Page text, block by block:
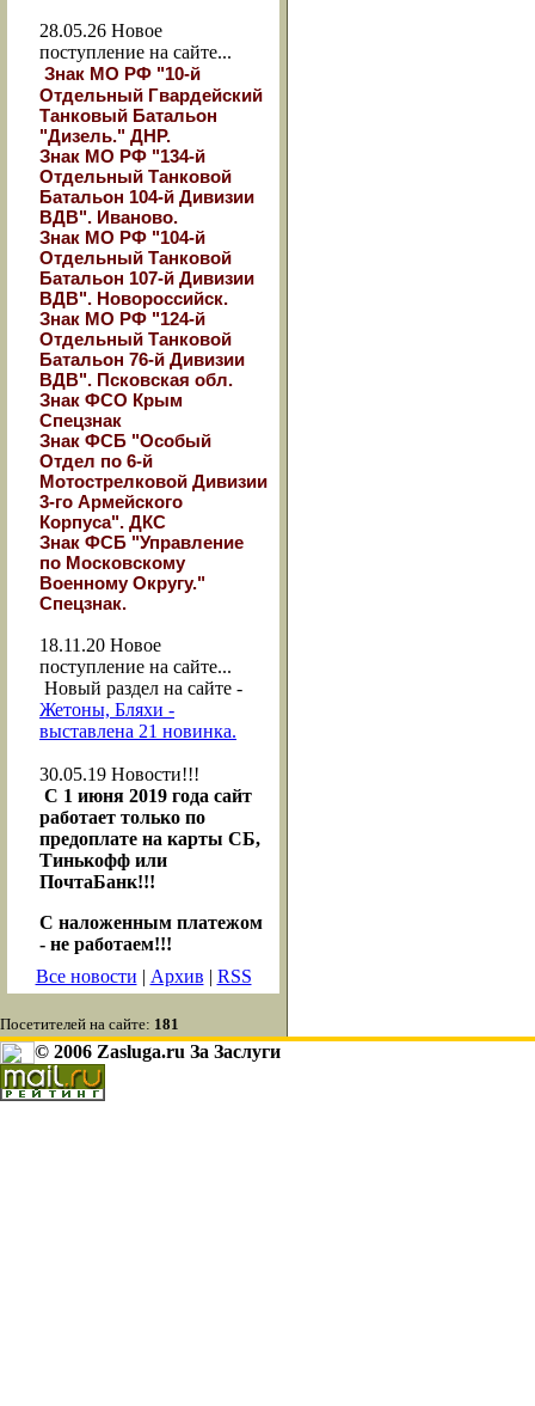
28.05.26 Новое
поступление на сайте...
Знак МО РФ "10-й
Отдельный Гвардейский
Танковый Батальон
"Дизель." ДНР.
Знак МО РФ "134-й
Отдельный Танковой
Батальон 104-й Дивизии
ВДВ". Иваново.
Знак МО РФ "104-й
Отдельный Танковой
Батальон 107-й Дивизии
ВДВ". Новороссийск.
Знак МО РФ "124-й
Отдельный Танковой
Батальон 76-й Дивизии
ВДВ". Псковская обл.
Знак ФСО Крым
Спецзнак
Знак ФСБ "Особый
Отдел по 6-й
Мотострелковой Дивизии
3-го Армейского
Корпуса". ДКС
Знак ФСБ "Управление
по Московскому
Военному Округу."
Спецзнак.
18.11.20 Новое
поступление на сайте...
Новый раздел на сайте -
Жетоны, Бляхи -
выставлена 21 новинка.
30.05.19 Новости!!!
С 1 июня 2019 года сайт
работает только по
предоплате на карты СБ,
Тинькофф или
ПочтаБанк!!!
С наложенным платежом
- не работаем!!!
Все новости | Архив | RSS
Посетителей на сайте: 181
© 2006 Zasluga.ru За Заслуги